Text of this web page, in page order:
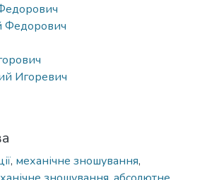
Федорович
Игоревич
, механічне зношування,